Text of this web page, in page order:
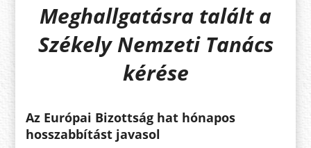
Meghallgatásra talált a
Székely Nemzeti Tanács
kérése
Az Európai Bizottság hat hónapos
hosszabbítást javasol